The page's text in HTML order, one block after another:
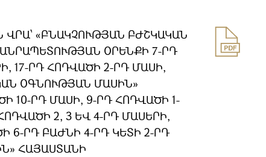
«ԲՆԱԿՉՈՒԹՅԱՆ ԲԺՇԿԱԿԱՆ
ՕՐԵՆՔԻ 7-ՐԴ
17-ՐԴ ՀՈԴՎԱԾԻ 2-ՐԴ ՄԱՍԻ,
ՕԳՆՈՒԹՅԱՆ ՄԱՍԻՆ»
10-ՐԴ ՄԱՍԻ, 9-ՐԴ ՀՈԴՎԱԾԻ 1-
2, 3 ԵՎ 4-ՐԴ ՄԱՍԵՐԻ,
6-ՐԴ ԲԱԺՆԻ 4-ՐԴ ԿԵՏԻ 2-ՐԴ
ՀԱՅԱՍՏԱՆԻ